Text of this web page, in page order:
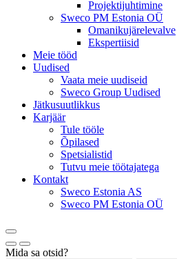
Projektijuhtimine
Sweco PM Estonia OÜ
Omanikujärelevalve
Ekspertiisid
Meie tööd
Uudised
Vaata meie uudiseid
Sweco Group Uudised
Jätkusuutlikkus
Karjäär
Tule tööle
Õpilased
Spetsialistid
Tutvu meie töötajatega
Kontakt
Sweco Estonia AS
Sweco PM Estonia OÜ
Mida sa otsid?